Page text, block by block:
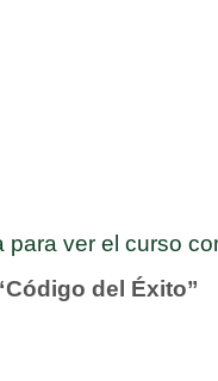
para ver el curso
del Éxito”